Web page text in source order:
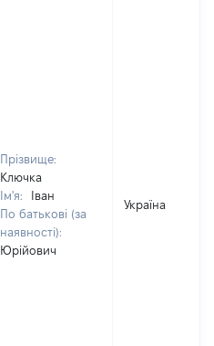
Прізвище:
Ключка
Ім'я:
Іван
По батькові (за
наявності):
Юрійович
Україна